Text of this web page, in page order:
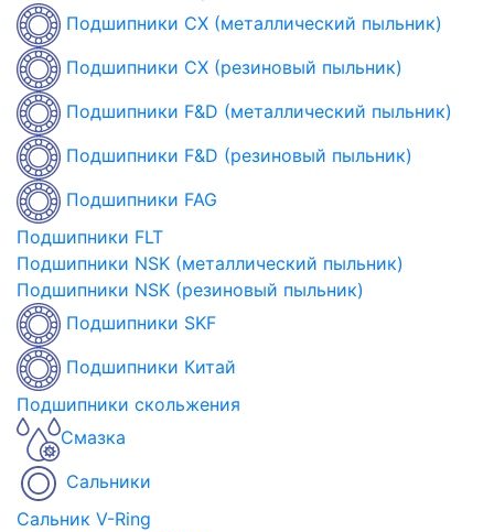
Подшипники CX (металлический пыльник)
Подшипники CX (резиновый пыльник)
Подшипники F&D (металлический пыльник)
Подшипники F&D (резиновый пыльник)
Подшипники FAG
Подшипники FLT
Подшипники NSK (металлический пыльник)
Подшипники NSK (резиновый пыльник)
Подшипники SKF
Подшипники Китай
Подшипники скольжения
Смазка
Сальники
Сальник V-Ring